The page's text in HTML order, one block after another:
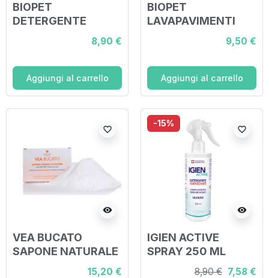
BIOPET
DETERGENTE
MULTIUSO SPRAY
ECO SUPERFICI
500 ML
8,90 €
Aggiungi al carrello
BIOPET
LAVAPAVIMENTI
IGIENIZZANTE OLIO
NEEM TEA TREE 1
9,50 €
Aggiungi al carrello
visibility
favorite_border
VEA BUCATO
SAPONE NATURALE
15,20 €
-15%
visibility
favorite_border
IGIEN ACTIVE
SPRAY 250 ML
8,90 € 7,58 €